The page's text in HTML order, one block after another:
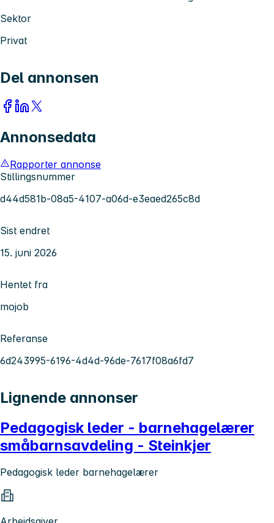
Sektor
Privat
Del annonsen
Annonsedata
Rapporter annonse
Stillingsnummer
d44d581b-08a5-4107-a06d-e3eaed265c8d
Sist endret
15. juni 2026
Hentet fra
mojob
Referanse
6d243995-6196-4d4d-96de-7617f08a6fd7
Lignende annonser
Pedagogisk leder - barnehagelærer
småbarnsavdeling - Steinkjer
Pedagogisk leder barnehagelærer